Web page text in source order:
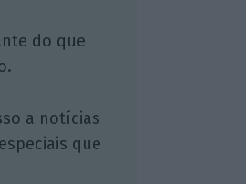
do que
a notícias
que